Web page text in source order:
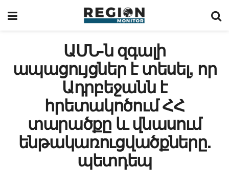
ԱՄՆ-ն զգալի
ապացույցներ է տեսել, որ
Ադրբեջանն է
հրետակոծում ՀՀ
տարածքը և վնասում
ենթակառուցվածքները.
պետդեպ